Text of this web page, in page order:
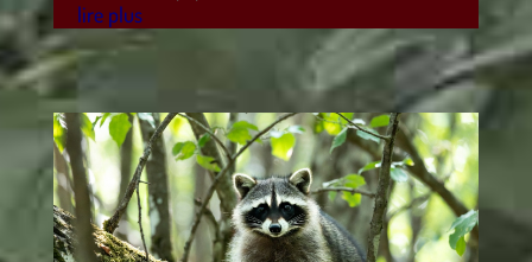
lire plus